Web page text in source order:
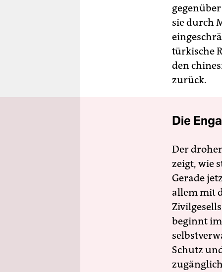
sie durch
türkische
den
zurück.
Die
Der
zeigt, wie
Gerade
allem mit
beginnt
Schutz